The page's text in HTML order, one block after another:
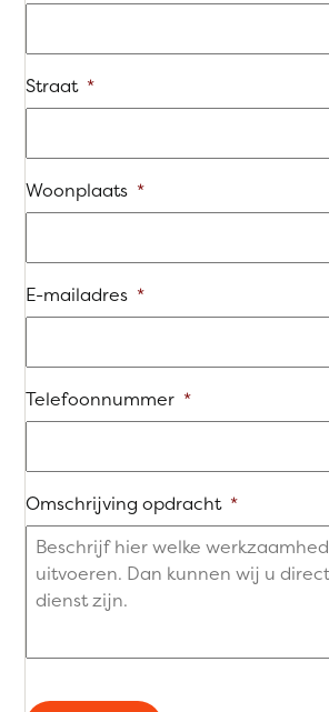
Straat *
Woonplaats *
E-mailadres *
Telefoonnummer *
Omschrijving opdracht *